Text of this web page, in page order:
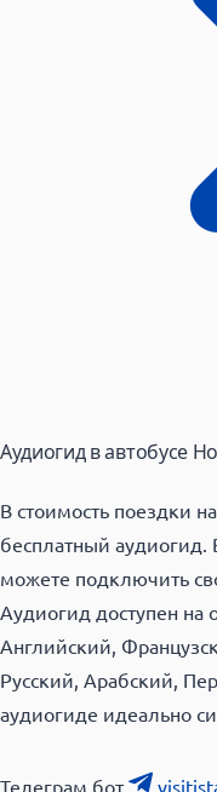
Аудиогид в автобусе
В стоимость поездки
бесплатный
можете подключить
Аудиогид доступен
Английский,
Русский, Арабский,
аудиогиде идеально
Телеграм бот